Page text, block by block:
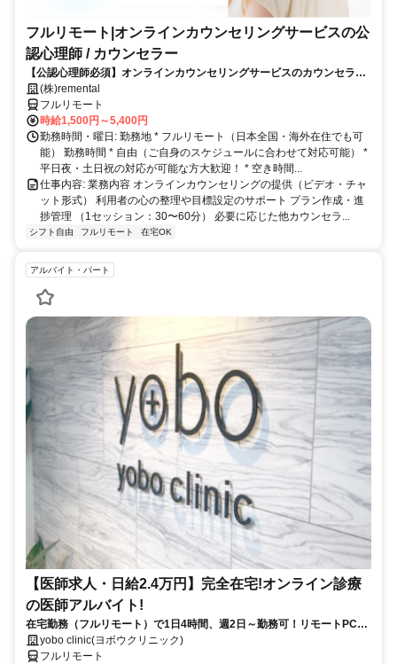
フルリモート|オンラインカウンセリングサービスの公
認心理師 / カウンセラー
【公認心理師必須】オンラインカウンセリングサービスのカウンセラー
募集｜30-50代女性活躍中
(株)remental
フルリモート
時給1,500円～5,400円
勤務時間・曜日: 勤務地 * フルリモート（日本全国・海外在住でも可
能） 勤務時間 * 自由（ご自身のスケジュールに合わせて対応可能） *
平日夜・土日祝の対応が可能な方大歓迎！ * 空き時間...
仕事内容: 業務内容 オンラインカウンセリングの提供（ビデオ・チャ
ット形式） 利用者の心の整理や目標設定のサポート プラン作成・進
捗管理 （1セッション：30〜60分） 必要に応じた他カウンセラ...
シフト自由 フルリモート 在宅OK
アルバイト・パート
【医師求人・日給2.4万円】完全在宅!オンライン診療
の医師アルバイト!
在宅勤務（フルリモート）で1日4時間、週2日～勤務可！リモートPC・
スマホ支給！
yobo clinic(ヨボウクリニック)
フルリモート